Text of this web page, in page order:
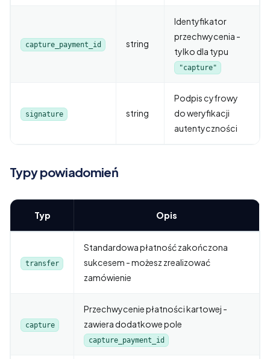
capture_payment_id string
Identyfikator
przechwycenia -
tylko dla typu
"capture"
signature string
Podpis cyfrowy
do weryfikacji
autentyczności
Typy powiadomień
Typ Opis
transfer
Standardowa płatność zakończona
sukcesem - możesz zrealizować
zamówienie
capture
Przechwycenie płatności kartowej -
zawiera dodatkowe pole
capture_payment_id